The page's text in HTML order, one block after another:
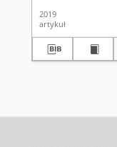
2019
artykuł